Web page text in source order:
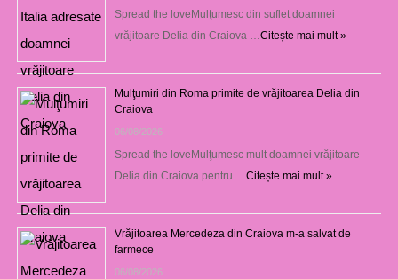
Spread the loveMulţumesc din suflet doamnei
vrăjitoare Delia din Craiova …Citește mai mult »
Mulţumiri din Roma primite de vrăjitoarea Delia din
Craiova
06/08/2026
Spread the loveMulţumesc mult doamnei vrăjitoare
Delia din Craiova pentru …Citește mai mult »
Vrăjitoarea Mercedeza din Craiova m-a salvat de
farmece
06/08/2026